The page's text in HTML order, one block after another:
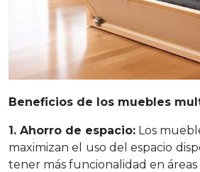
Beneficios de los muebles
1. Ahorro de espacio: Los
maximizan el uso del espacio
tener más funcionalidad en áreas